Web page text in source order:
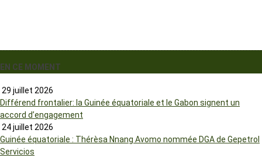
EN CE MOMENT
29 juillet 2026
Différend frontalier: la Guinée équatoriale et le Gabon signent un
accord d’engagement
24 juillet 2026
Guinée équatoriale : Thérèsa Nnang Avomo nommée DGA de Gepetrol
Servicios